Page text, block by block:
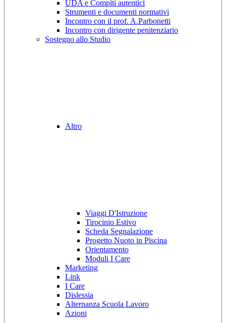
UDA e Compiti autentici
Strumenti e documenti normativi
Incontro con il prof. A.Parbonetti
Incontro con dirigente penitenziario
Sostegno allo Studio
Altro
Viaggi D'Istruzione
Tirocinio Estivo
Scheda Segnalazione
Progetto Nuoto in Piscina
Orientamento
Moduli I Care
Marketing
Link
I Care
Dislessia
Alternanza Scuola Lavoro
Azioni